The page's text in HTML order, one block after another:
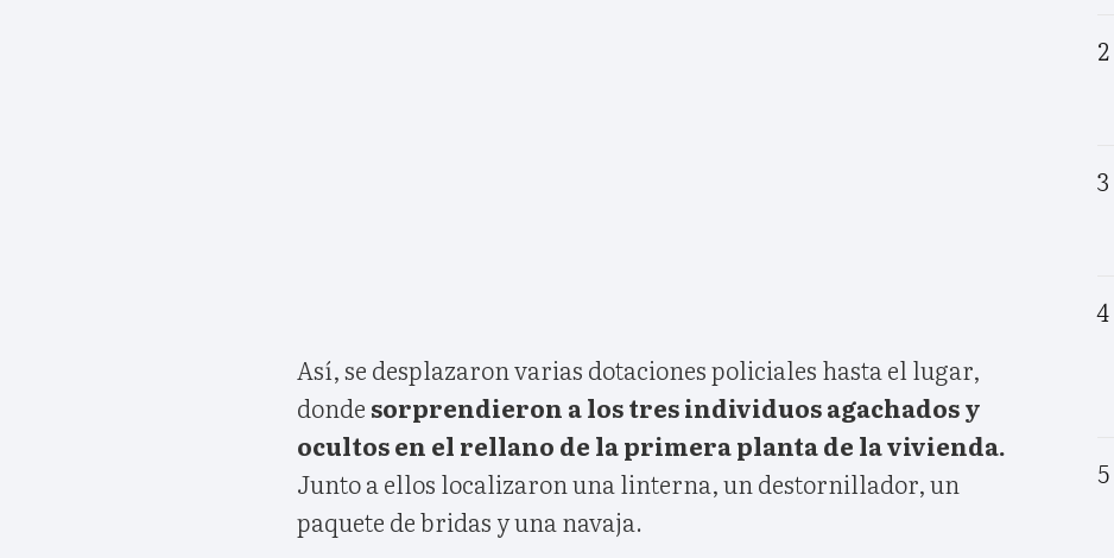
Así, se desplazaron varias dotaciones policiales hasta el lugar,
donde sorprendieron a los tres individuos agachados y
ocultos en el rellano de la primera planta de la vivienda.
Junto a ellos localizaron una linterna, un destornillador, un
paquete de bridas y una navaja.